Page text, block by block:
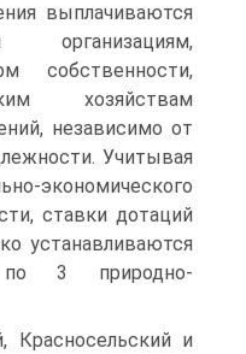
выплачиваются
организациям,
собственности,
хозяйствам
независимо от
Учитывая
экономического
ставки дотаций
устанавливаются
по 3 природно-
Красносельский и